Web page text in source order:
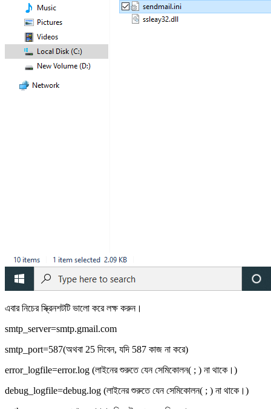
এবার নিচের স্ক্রিনশটটি ভালো করে লক্ষ করুন।
smtp_server=smtp.gmail.com
smtp_port=587(অথবা 25 দিবেন, যদি 587 কাজ না করে)
error_logfile=error.log (লাইনের শুরুতে যেন সেমিকোলন( ; ) না থাকে।)
debug_logfile=debug.log (লাইনের শুরুতে যেন সেমিকোলন( ; ) না থাকে।)